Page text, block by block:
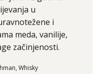
u
i
meda, vanilije,
začinjenosti.
, Whisky